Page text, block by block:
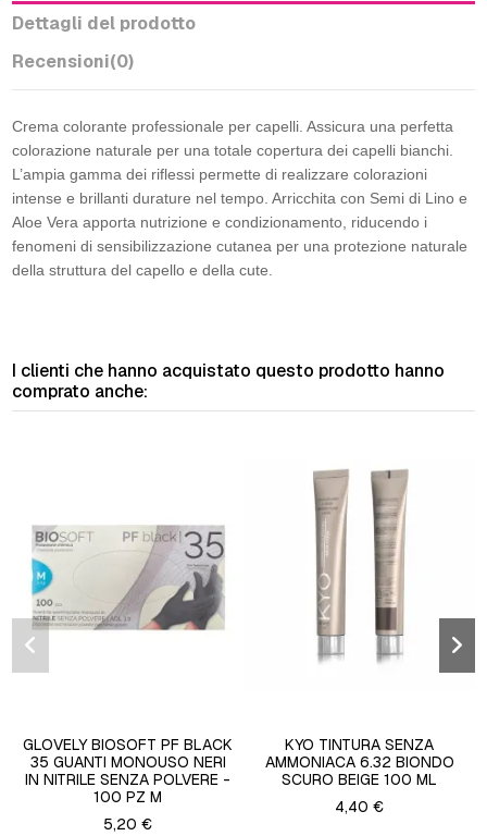
Dettagli del prodotto
Recensioni(0)
Crema colorante professionale per capelli. Assicura una perfetta
colorazione naturale per una totale copertura dei capelli bianchi.
L’ampia gamma dei riflessi permette di realizzare colorazioni
intense e brillanti durature nel tempo. Arricchita con Semi di Lino e
Aloe Vera apporta nutrizione e condizionamento, riducendo i
fenomeni di sensibilizzazione cutanea per una protezione naturale
della struttura del capello e della cute.
I clienti che hanno acquistato questo prodotto hanno
comprato anche:
GLOVELY BIOSOFT PF BLACK
35 GUANTI MONOUSO NERI
IN NITRILE SENZA POLVERE -
100 PZ M
5,20 €
KYO TINTURA SENZA
AMMONIACA 6.32 BIONDO
SCURO BEIGE 100 ML
4,40 €